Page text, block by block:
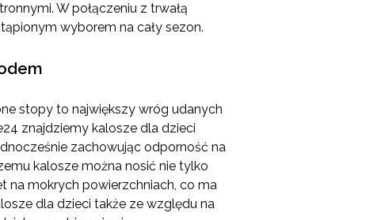
W połączeniu z trwałą
wyborem na cały sezon.
stopy to największy wróg udanych
znajdziemy kalosze dla dzieci
zachowując odporność na
kalosze można nosić nie tylko
na mokrych powierzchniach, co ma
dla dzieci także ze względu na